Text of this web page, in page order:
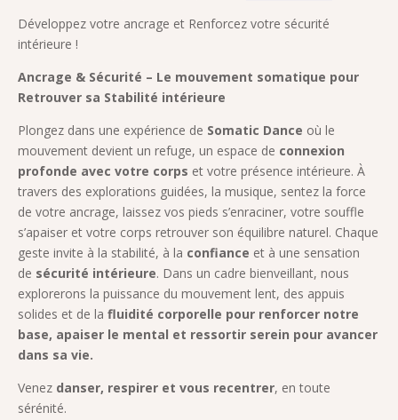
Développez votre ancrage et Renforcez votre sécurité
intérieure !
Ancrage & Sécurité – Le mouvement somatique pour
Retrouver sa Stabilité intérieure
Plongez dans une expérience de Somatic Dance où le
mouvement devient un refuge, un espace de connexion
profonde avec votre corps et votre présence intérieure. À
travers des explorations guidées, la musique, sentez la force
de votre ancrage, laissez vos pieds s’enraciner, votre souffle
s’apaiser et votre corps retrouver son équilibre naturel. Chaque
geste invite à la stabilité, à la confiance et à une sensation
de sécurité intérieure. Dans un cadre bienveillant, nous
explorerons la puissance du mouvement lent, des appuis
solides et de la fluidité corporelle pour renforcer notre
base, apaiser le mental et ressortir serein pour avancer
dans sa vie.
Venez danser, respirer et vous recentrer, en toute
sérénité.